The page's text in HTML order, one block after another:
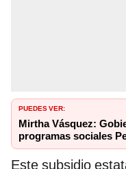
PUEDES VER:
Mirtha Vásquez:
programas sociales
Este subsidio